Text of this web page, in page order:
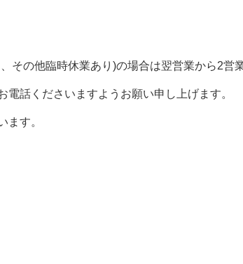
の他臨時休業あり)の場合は翌営業から2営
話くださいますようお願い申し上げます。
ます。